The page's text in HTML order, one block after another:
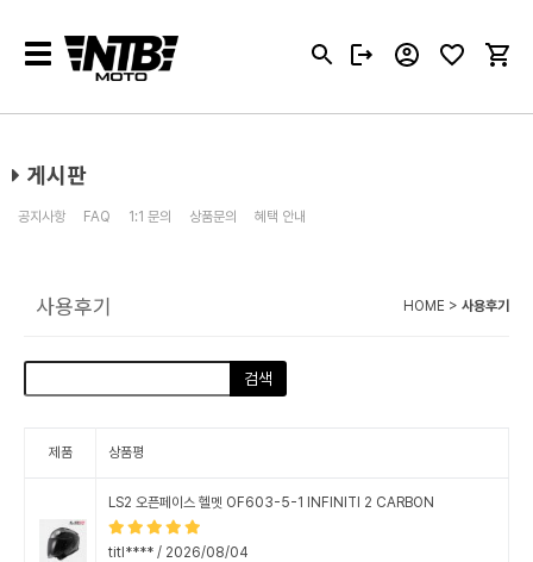
Toggle
navigation
게시판
공지사항 FAQ 1:1 문의 상품문의 혜택 안내
사용후기 HOME > 사용후기
검색
제품 상품평
LS2 오픈페이스 헬멧 OF603-5-1 INFINITI 2 CARBON
titl**** / 2026/08/04